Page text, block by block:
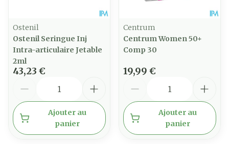
Ostenil
Ostenil Seringue Inj
Intra-articulaire Jetable
2ml
43,23 €
Ajouter au
panier
Centrum
Centrum Women 50+
Comp 30
19,99 €
Ajouter au
panier